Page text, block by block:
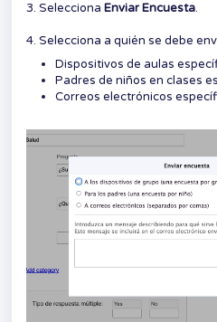
3. Selecciona Enviar Encuesta.
4. Selecciona a quién se debe
Dispositivos de aulas
Padres de niños en clases
Correos electrónicos